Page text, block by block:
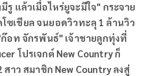
รู แล้วเมื่อไหร่ยูจะมีใจ" กระจาย
ซเชียล จนยอดวิวทะลุ 1 ล้านวิว
อท จักรพันธ์" เจ้าชายลูกทุ่งที่
โปรเจกต์ New Country ก็
สาว สมาชิก New Country ลงสู่